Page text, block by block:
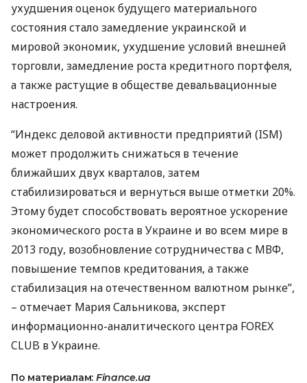
ухудшения оценок будущего материального
состояния стало замедление украинской и
мировой экономик, ухудшение условий внешней
торговли, замедление роста кредитного портфеля,
а также растущие в обществе девальвационные
настроения.
“Индекс деловой активности предприятий (ISM)
может продолжить снижаться в течение
ближайших двух кварталов, затем
стабилизироваться и вернуться выше отметки 20%.
Этому будет способствовать вероятное ускорение
экономического роста в Украине и во всем мире в
2013 году, возобновление сотрудничества с МВФ,
повышение темпов кредитования, а также
стабилизация на отечественном валютном рынке”,
– отмечает Мария Сальникова, эксперт
информационно-аналитического центра FOREX
CLUB в Украине.
По материалам: Finance.ua